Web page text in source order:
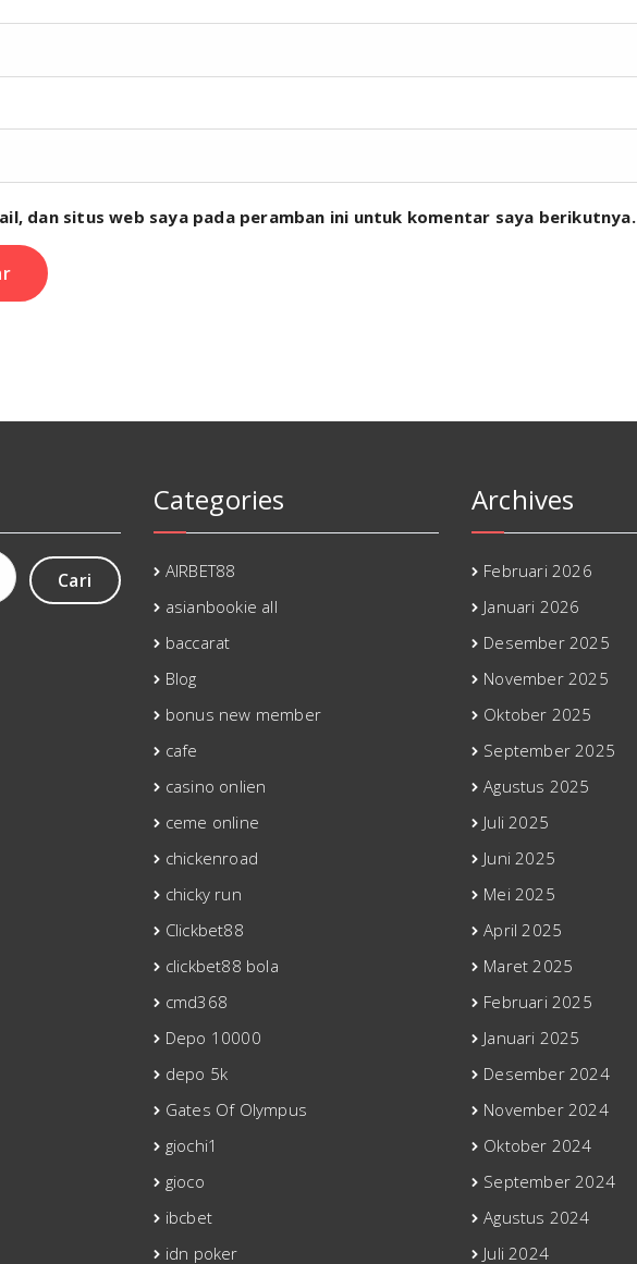
dan situs web saya pada peramban ini untuk komentar saya berikutnya.
Categories
AIRBET88
asianbookie all
baccarat
Blog
bonus new member
cafe
casino onlien
ceme online
chickenroad
chicky run
Clickbet88
clickbet88 bola
cmd368
Depo 10000
depo 5k
Gates Of Olympus
giochi1
gioco
ibcbet
idn poker
Archives
Februari 2026
Januari 2026
Desember 2025
November 2025
Oktober 2025
September 2025
Agustus 2025
Juli 2025
Juni 2025
Mei 2025
April 2025
Maret 2025
Februari 2025
Januari 2025
Desember 2024
November 2024
Oktober 2024
September 2024
Agustus 2024
Juli 2024